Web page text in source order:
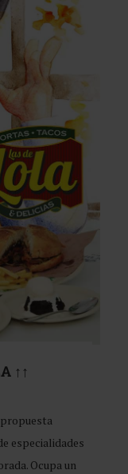
↑↑
especialidades
Ocupa un